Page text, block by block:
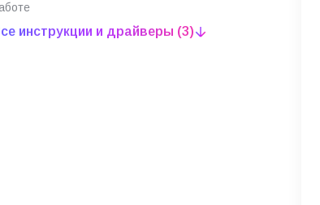
инструкции и драйверы (3)